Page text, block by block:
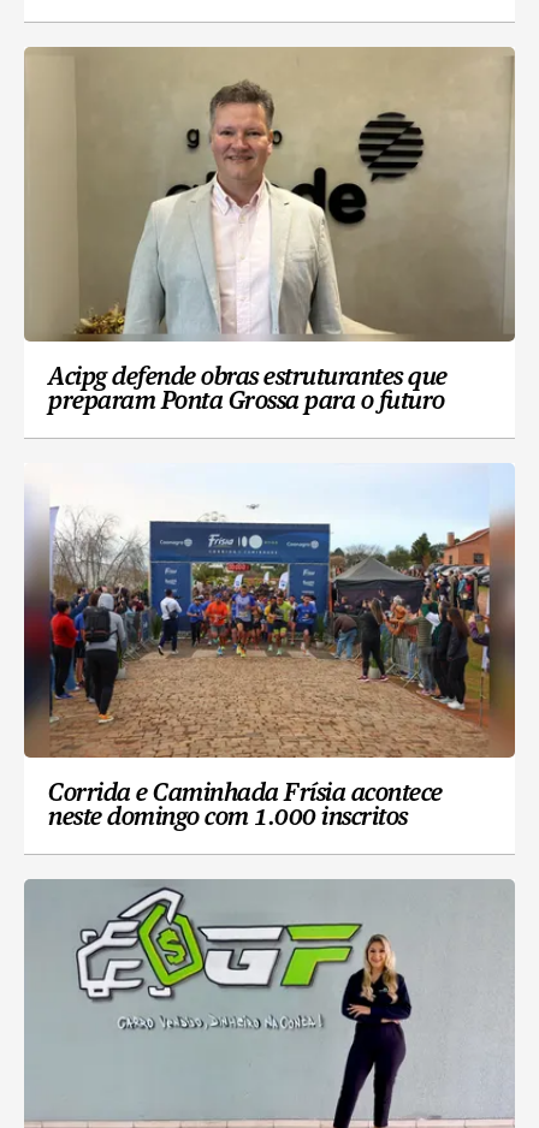
Acipg defende obras estruturantes que
preparam Ponta Grossa para o futuro
Corrida e Caminhada Frísia acontece
neste domingo com 1.000 inscritos